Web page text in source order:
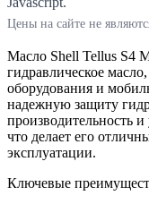
Цены на сайте не
Масло Shell Tellus S4
гидравлическое
оборудования и
надежную защиту
производительность
что делает его
эксплуатации.
Ключевые